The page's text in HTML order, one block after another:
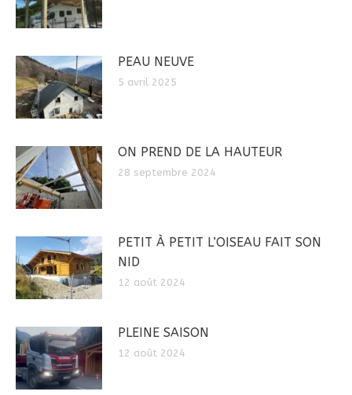
PEAU NEUVE
5 avril 2025
ON PREND DE LA HAUTEUR
28 septembre 2024
PETIT À PETIT L’OISEAU FAIT SON
NID
12 août 2024
PLEINE SAISON
12 août 2024